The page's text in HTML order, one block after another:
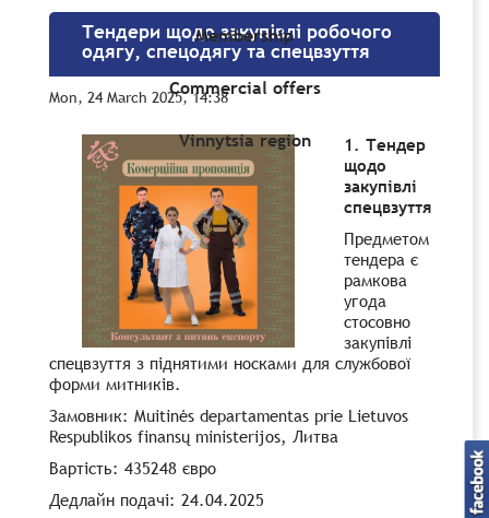
Membership
Commercial offers
Vinnytsia region
Тендери щодо закупівлі робочого
одягу, спецодягу та спецвзуття
Mon, 24 March 2025, 14:38
1. Тендер
щодо
закупівлі
спецвзуття
Предметом
тендера є
рамкова
угода
стосовно
закупівлі
спецвзуття з піднятими носками для службової
форми митників.
Замовник: Muitinės departamentas prie Lietuvos
Respublikos finansų ministerijos, Литва
Вартість: 435248 євро
Дедлайн подачі: 24.04.2025